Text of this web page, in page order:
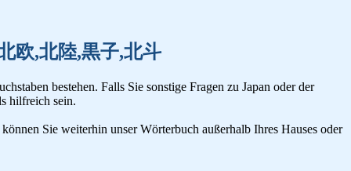
欧,北陸,黒子,北斗
bestehen. Falls Sie sonstige Fragen zu Japan oder der
hilfreich sein.
Sie weiterhin unser Wörterbuch außerhalb Ihres Hauses oder